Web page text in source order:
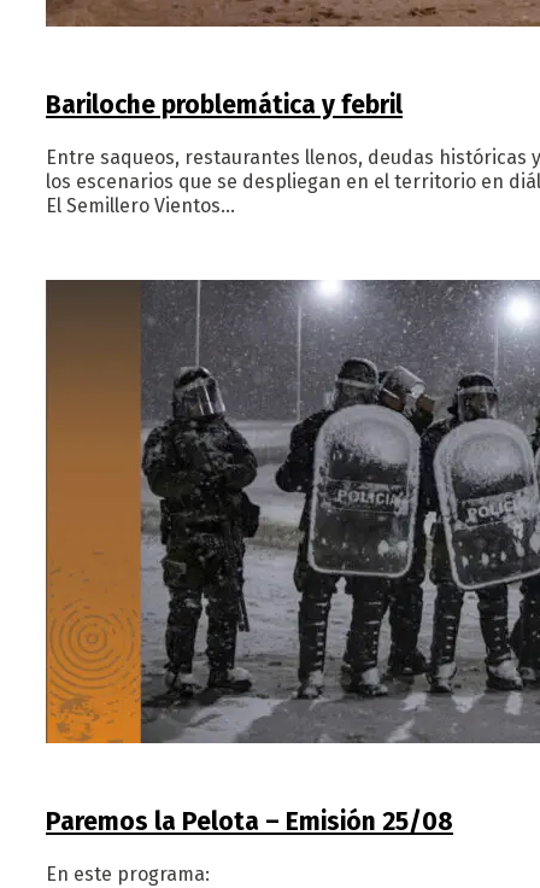
Bariloche problemática y febril
Entre saqueos, restaurantes llenos, deudas históricas
los escenarios que se despliegan en el territorio en
El Semillero Vientos…
Paremos la Pelota – Emisión 25/08
En este programa: